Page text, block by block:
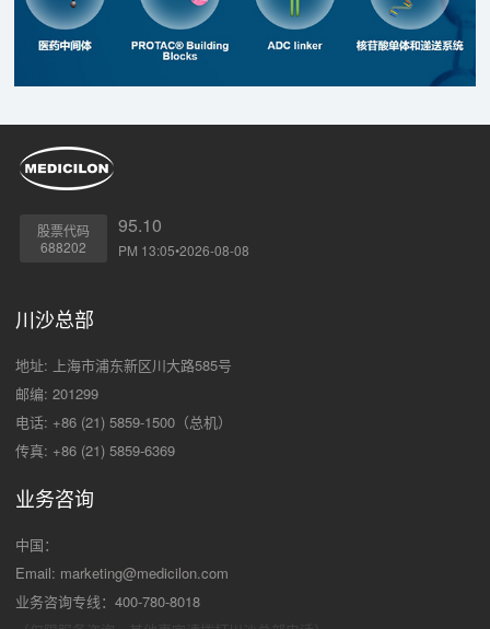
股票代码
688202
95.10
PM 13:05•2026-08-08
川沙总部
地址: 上海市浦东新区川大路585号
邮编: 201299
电话: +86 (21) 5859-1500（总机）
传真: +86 (21) 5859-6369
业务咨询
中国：
Email: marketing@medicilon.com
业务咨询专线：400-780-8018